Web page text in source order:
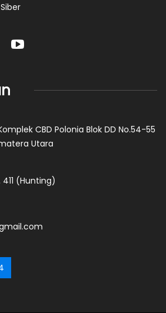
CBD Polonia Blok DD No.54-55
Utara
411 (Hunting)